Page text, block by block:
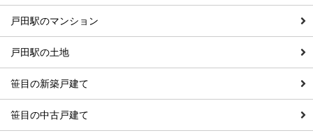
戸田駅のマンション
戸田駅の土地
笹目の新築戸建て
笹目の中古戸建て